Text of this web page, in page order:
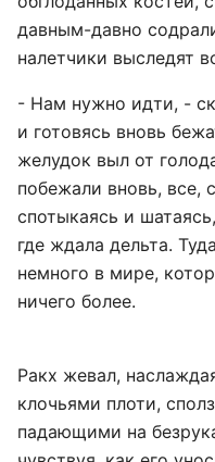
давным-давно
налетчики выследят
- Нам нужно идти, -
и готовясь вновь
желудок выл от
побежали вновь, все,
спотыкаясь и
где ждала дельта.
немного в мире,
ничего более.
Ракх жевал,
клочьями плоти,
падающими на